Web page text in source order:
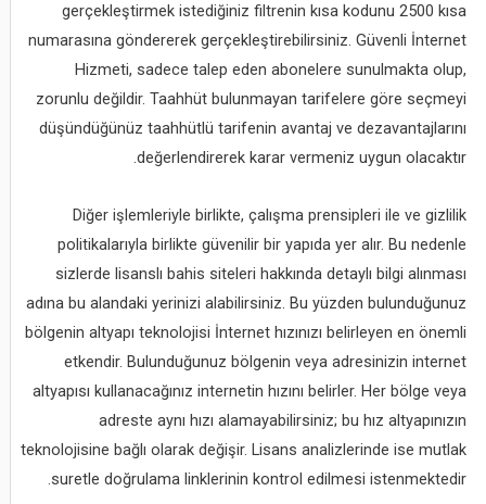
gerçekleştirmek istediğiniz filtrenin kısa kodunu 2500 kısa
numarasına göndererek gerçekleştirebilirsiniz. Güvenli İnternet
Hizmeti, sadece talep eden abonelere sunulmakta olup,
zorunlu değildir. Taahhüt bulunmayan tarifelere göre seçmeyi
düşündüğünüz taahhütlü tarifenin avantaj ve dezavantajlarını
değerlendirerek karar vermeniz uygun olacaktır.
Diğer işlemleriyle birlikte, çalışma prensipleri ile ve gizlilik
politikalarıyla birlikte güvenilir bir yapıda yer alır. Bu nedenle
sizlerde lisanslı bahis siteleri hakkında detaylı bilgi alınması
adına bu alandaki yerinizi alabilirsiniz. Bu yüzden bulunduğunuz
bölgenin altyapı teknolojisi İnternet hızınızı belirleyen en önemli
etkendir. Bulunduğunuz bölgenin veya adresinizin internet
altyapısı kullanacağınız internetin hızını belirler. Her bölge veya
adreste aynı hızı alamayabilirsiniz; bu hız altyapınızın
teknolojisine bağlı olarak değişir. Lisans analizlerinde ise mutlak
suretle doğrulama linklerinin kontrol edilmesi istenmektedir.